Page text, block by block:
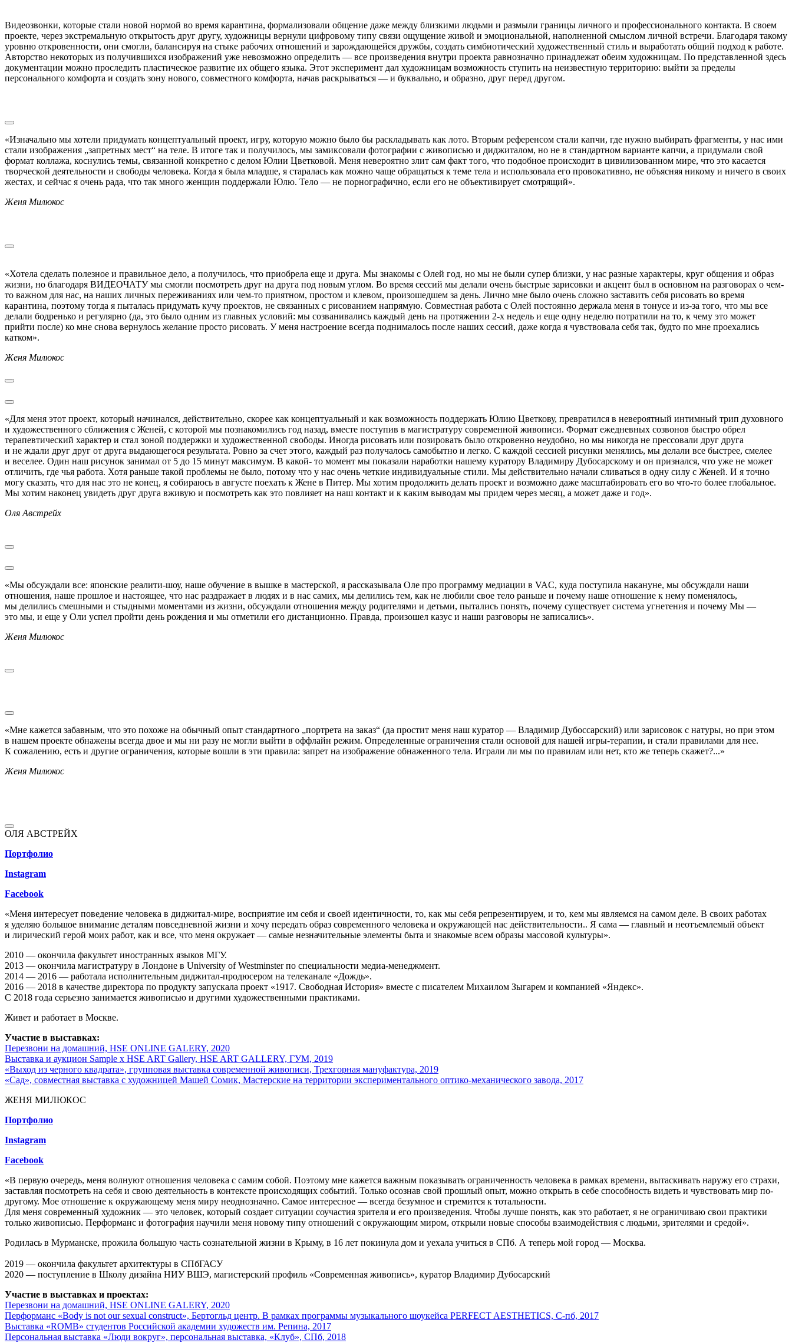
Видеозвонки, которые стали новой нормой во время карантина, формализовали общение даже между близкими людьми и размыли границы личного и профессионального контакта. В своем
проекте, через экстремальную открытость друг другу, художницы вернули цифровому типу связи ощущение живой и эмоциональной, наполненной смыслом личной встречи. Благодаря такому
уровню откровенности, они смогли, балансируя на стыке рабочих отношений и зарождающейся дружбы, создать симбиотический художественный стиль и выработать общий подход к работе.
Авторство некоторых из получившихся изображений уже невозможно определить — все произведения внутри проекта равнозначно принадлежат обеим художницам. По представленной здесь
документации можно проследить пластическое развитие их общего языка. Этот эксперимент дал художницам возможность ступить на неизвестную территорию: выйти за пределы
персонального комфорта и создать зону нового, совместного комфорта, начав раскрываться — и буквально, и образно, друг перед другом.
«Изначально мы хотели придумать концептуальный проект, игру, которую можно было бы раскладывать как лото. Вторым референсом стали капчи, где нужно выбирать фрагменты, у нас ими
стали изображения „запретных мест“ на теле. В итоге так и получилось, мы замиксовали фотографии с живописью и диджиталом, но не в стандартном варианте капчи, а придумали свой
формат коллажа, коснулись темы, связанной конкретно с делом Юлии Цветковой. Меня невероятно злит сам факт того, что подобное происходит в цивилизованном мире, что это касается
творческой деятельности и свободы человека. Когда я была младше, я старалась как можно чаще обращаться к теме тела и использовала его провокативно, не объясняя никому и ничего в своих
жестах, и сейчас я очень рада, что так много женщин поддержали Юлю. Тело — не порнографично, если его не объективирует смотрящий».
Женя Милюкос
«Хотела сделать полезное и правильное дело, а получилось, что приобрела еще и друга. Мы знакомы с Олей год, но мы не были супер близки, у нас разные характеры, круг общения и образ
жизни, но благодаря ВИДЕОЧАТУ мы смогли посмотреть друг на друга под новым углом. Во время сессий мы делали очень быстрые зарисовки и акцент был в основном на разговорах о чем-
то важном для нас, на наших личных переживаниях или чем-то приятном, простом и клевом, произошедшем за день. Лично мне было очень сложно заставить себя рисовать во время
карантина, поэтому тогда я пыталась придумать кучу проектов, не связанных с рисованием напрямую. Совместная работа с Олей постоянно держала меня в тонусе и из-за того, что мы все
делали бодренько и регулярно (да, это было одним из главных условий: мы созванивались каждый день на протяжении 2-х недель и еще одну неделю потратили на то, к чему это может
прийти после) ко мне снова вернулось желание просто рисовать. У меня настроение всегда поднималось после наших сессий, даже когда я чувствовала себя так, будто по мне проехались
катком».
Женя Милюкос
«Для меня этот проект, который начинался, действительно, скорее как концептуальный и как возможность поддержать Юлию Цветкову, превратился в невероятный интимный трип духовного
и художественного сближения с Женей, с которой мы познакомились год назад, вместе поступив в магистратуру современной живописи. Формат ежедневных созвонов быстро обрел
терапевтический характер и стал зоной поддержки и художественной свободы. Иногда рисовать или позировать было откровенно неудобно, но мы никогда не прессовали друг друга
и не ждали друг друг от друга выдающегося результата. Ровно за счет этого, каждый раз получалось самобытно и легко. С каждой сессией рисунки менялись, мы делали все быстрее, смелее
и веселее. Один наш рисунок занимал от 5 до 15 минут максимум. В какой- то момент мы показали наработки нашему куратору Владимиру Дубосарскому и он признался, что уже не может
отличить, где чья работа. Хотя раньше такой проблемы не было, потому что у нас очень четкие индивидуальные стили. Мы действительно начали сливаться в одну силу с Женей. И я точно
могу сказать, что для нас это не конец, я собираюсь в августе поехать к Жене в Питер. Мы хотим продолжить делать проект и возможно даже масштабировать его во что-то более глобальное.
Мы хотим наконец увидеть друг друга вживую и посмотреть как это повлияет на наш контакт и к каким выводам мы придем через месяц, а может даже и год».
Оля Австрейх
«Мы обсуждали все: японские реалити-шоу, наше обучение в вышке в мастерской, я рассказывала Оле про программу медиации в VAC, куда поступила накануне, мы обсуждали наши
отношения, наше прошлое и настоящее, что нас раздражает в людях и в нас самих, мы делились тем, как не любили свое тело раньше и почему наше отношение к нему поменялось,
мы делились смешными и стыдными моментами из жизни, обсуждали отношения между родителями и детьми, пытались понять, почему существует система угнетения и почему Мы —
это мы, и еще у Оли успел пройти день рождения и мы отметили его дистанционно. Правда, произошел казус и наши разговоры не записались».
Женя Милюкос
«Мне кажется забавным, что это похоже на обычный опыт стандартного „портрета на заказ“ (да простит меня наш куратор — Владимир Дубоссарский) или зарисовок с натуры, но при этом
в нашем проекте обнажены всегда двое и мы ни разу не могли выйти в оффлайн режим. Определенные ограничения стали основой для нашей игры-терапии, и стали правилами для нее.
К сожалению, есть и другие ограничения, которые вошли в эти правила: запрет на изображение обнаженного тела. Играли ли мы по правилам или нет, кто же теперь скажет?...»
Женя Милюкос
ОЛЯ АВСТРЕЙХ
Портфолио
Instagram
Facebook
«Меня интересует поведение человека в диджитал-мире, восприятие им себя и своей идентичности, то, как мы себя репрезентируем, и то, кем мы являемся на самом деле. В своих работах
я уделяю большое внимание деталям повседневной жизни и хочу передать образ современного человека и окружающей нас действительности.. Я сама — главный и неотъемлемый объект
и лирический герой моих работ, как и все, что меня окружает — самые незначительные элементы быта и знакомые всем образы массовой культуры».
2010 — окончила факультет иностранных языков МГУ.
2013 — окончила магистратуру в Лондоне в University of Westminster по специальности медиа-менеджмент.
2014 — 2016 — работала исполнительным диджитал-продюсером на телеканале «Дождь».
2016 — 2018 в качестве директора по продукту запускала проект «1917. Свободная История» вместе с писателем Михаилом Зыгарем и компанией «Яндекс».
С 2018 года серьезно занимается живописью и другими художественными практиками.
Живет и работает в Москве.
Участие в выставках:
Перезвони на домашний, HSE ONLINE GALERY, 2020
Выставка и аукцион Sample х HSE ART Gallery, HSE ART GALLERY, ГУМ, 2019
«Выход из черного квадрата», групповая выставка современной живописи, Трехгорная мануфактура, 2019
«Сад», совместная выставка с художницей Машей Сомик, Мастерские на территории экспериментального оптико-механического завода, 2017
ЖЕНЯ МИЛЮКОС
Портфолио
Instagram
Facebook
«В первую очередь, меня волнуют отношения человека с самим собой. Поэтому мне кажется важным показывать ограниченность человека в рамках времени, вытаскивать наружу его страхи,
заставляя посмотреть на себя и свою деятельность в контексте происходящих событий. Только осознав свой прошлый опыт, можно открыть в себе способность видеть и чувствовать мир по-
другому. Мое отношение к окружающему меня миру неоднозначно. Самое интересное — всегда безумное и стремится к тотальности.
Для меня современный художник — это человек, который создает ситуации соучастия зрителя и его произведения. Чтобы лучше понять, как это работает, я не ограничиваю свои практики
только живописью. Перформанс и фотография научили меня новому типу отношений с окружающим миром, открыли новые способы взаимодействия с людьми, зрителями и средой».
Родилась в Мурманске, прожила большую часть сознательной жизни в Крыму, в 16 лет покинула дом и уехала учиться в СПб. А теперь мой город — Москва.
2019 — окончила факультет архитектуры в СПбГАСУ
2020 — поступление в Школу дизайна НИУ ВШЭ, магистерский профиль «Современная живопись», куратор Владимир Дубосарский
Участие в выставках и проектах:
Перезвони на домашний, HSE ONLINE GALERY, 2020
Перформанс «Body is not our sexual construct», Бертогльд центр. В рамках программы музыкального шоукейса PERFECT AESTHETICS, С-пб, 2017
Выставка «ROMB» студентов Российской академии художеств им. Репина, 2017
Персональная выставка «Люди вокруг», персональная выставка, «Клуб», СПб, 2018